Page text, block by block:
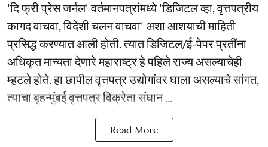
'दि फ्री प्रेस जर्नल' वर्तमानपत्रांमध्ये 'डिजिटल व्हा, वृत्तपत्रीय
कागद वाचवा, विदेशी चलन वाचवा' अशा आशयाची माहिती
प्रसिद्ध करण्यात आली होती. त्यात डिजिटल/ई-पेपर प्रतींना
अधिकृत मान्यता देणारे महाराष्ट्र हे पहिले राज्य असल्याचेही
म्हटले होते. हा छापील वृत्तपत्र उद्योगांवर घाला असल्याचे सांगत,
त्याचा बृहन्मुंबई वृत्तपत्र विक्रेता संघान ...
Read More